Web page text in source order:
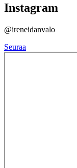
Instagram
@ireneidanvalo
Seuraa